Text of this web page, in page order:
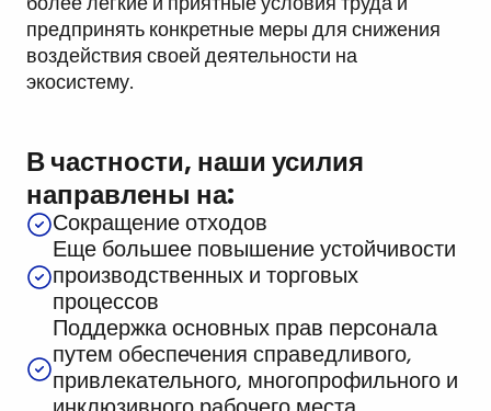
предпринять конкретные меры для снижения
воздействия своей деятельности на
экосистему.
В частности, наши усилия
направлены на:
Сокращение отходов
Еще большее повышение устойчивости
производственных и торговых
процессов
Поддержка основных прав персонала
путем обеспечения справедливого,
привлекательного, многопрофильного и